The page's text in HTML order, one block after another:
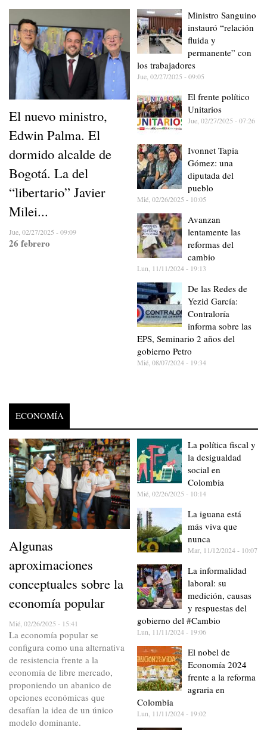
El nuevo ministro,
Edwin Palma. El
dormido alcalde de
Bogotá. La del
“libertario” Javier
Milei...
Jue, 02/27/2025 - 09:09
26 febrero
Ministro Sanguino
instauró “relación
fluida y
permanente” con
los trabajadores
Jue, 02/27/2025 - 09:05
El frente político
Unitarios
Jue, 02/27/2025 - 07:26
Ivonnet Tapia
Gómez: una
diputada del
pueblo
Mié, 02/26/2025 - 10:05
Avanzan
lentamente las
reformas del
cambio
Lun, 11/11/2024 - 19:13
De las Redes de
Yezid García:
Contraloría
informa sobre las
EPS, Seminario 2 años del
gobierno Petro
Mié, 08/07/2024 - 19:34
ECONOMÍA
Algunas
aproximaciones
conceptuales sobre la
economía popular
Mié, 02/26/2025 - 15:41
La economía popular se
configura como una alternativa
de resistencia frente a la
economía de libre mercado,
proponiendo un abanico de
opciones económicas que
desafían la idea de un único
modelo dominante.
La política fiscal y
la desigualdad
social en
Colombia
Mié, 02/26/2025 - 10:14
La iguana está
más viva que
nunca
Mar, 11/12/2024 - 10:07
La informalidad
laboral: su
medición, causas
y respuestas del
gobierno del #Cambio
Lun, 11/11/2024 - 19:06
El nobel de
Economía 2024
frente a la reforma
agraria en
Colombia
Lun, 11/11/2024 - 19:02